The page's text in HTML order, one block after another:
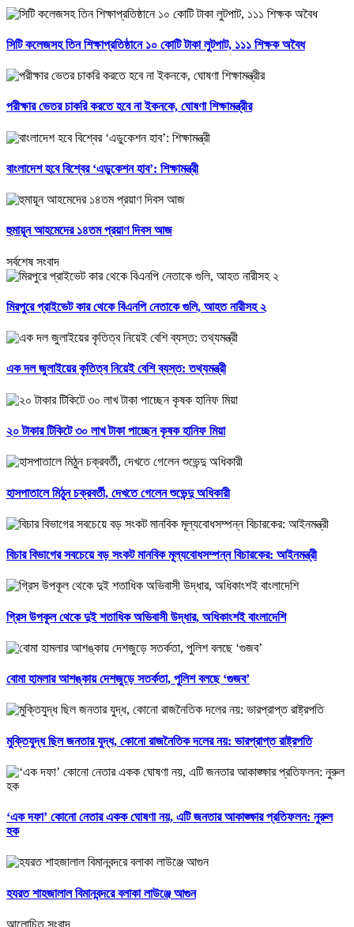
সিটি কলেজসহ তিন শিক্ষাপ্রতিষ্ঠানে ১০ কোটি টাকা লুটপাট, ১১১ শিক্ষক অবৈধ
পরীক্ষার ভেতর চাকরি করতে হবে না ইকনকে, ঘোষণা শিক্ষামন্ত্রীর
বাংলাদেশ হবে বিশ্বের ‘এডুকেশন হাব’: শিক্ষামন্ত্রী
হুমায়ূন আহমেদের ১৪তম প্রয়াণ দিবস আজ
সর্বশেষ সংবাদ
মিরপুরে প্রাইভেট কার থেকে বিএনপি নেতাকে গুলি, আহত নারীসহ ২
এক দল জুলাইয়ের কৃতিত্ব নিয়েই বেশি ব্যস্ত: তথ্যমন্ত্রী
২০ টাকার টিকিটে ৩০ লাখ টাকা পাচ্ছেন কৃষক হানিফ মিয়া
হাসপাতালে মিঠুন চক্রবর্তী, দেখতে গেলেন শুভেন্দু অধিকারী
বিচার বিভাগের সবচেয়ে বড় সংকট মানবিক মূল্যবোধসম্পন্ন বিচারকের: আইনমন্ত্রী
গ্রিস উপকূল থেকে দুই শতাধিক অভিবাসী উদ্ধার, অধিকাংশই বাংলাদেশি
বোমা হামলার আশঙ্কায় দেশজুড়ে সতর্কতা, পুলিশ বলছে ‘গুজব’
মুক্তিযুদ্ধ ছিল জনতার যুদ্ধ, কোনো রাজনৈতিক দলের নয়: ভারপ্রাপ্ত রাষ্ট্রপতি
‘এক দফা’ কোনো নেতার একক ঘোষণা নয়, এটি জনতার আকাঙ্ক্ষার প্রতিফলন: নুরুল
হক
হযরত শাহজালাল বিমানবন্দরে বলাকা লাউঞ্জে আগুন
আলোচিত সংবাদ